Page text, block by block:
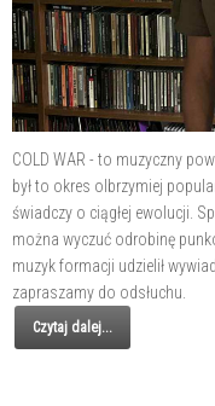
COLD WAR - to muzyczny
był to okres olbrzymiej
świadczy o ciągłej ewolucji.
można wyczuć odrobinę
muzyk formacji udzielił
zapraszamy do odsłuchu.
Czytaj dalej...